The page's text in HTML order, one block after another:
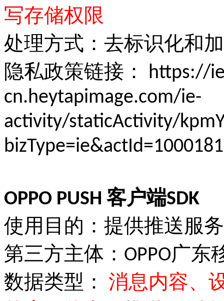
写存储权限
处理方式：去标识化和
隐私政策链接：
https://
cn.heytapimage.com/ie-
activity/staticActivity/
OPPO PUSH 客户端SDK
使用目的：提供推送服务
第三方主体：OPPO广东
数据类型：
消息内容、